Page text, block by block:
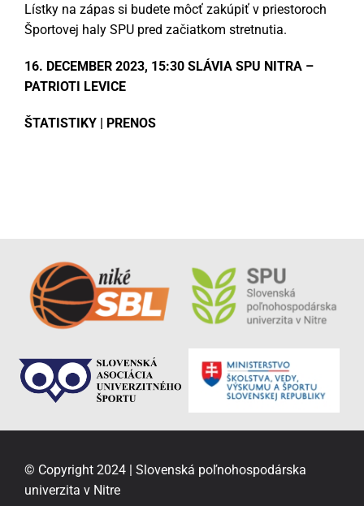
Lístky na zápas si budete môcť zakúpiť v priestoroch
Športovej haly SPU pred začiatkom stretnutia.
16. DECEMBER 2023, 15:30 SLÁVIA SPU NITRA –
PATRIOTI LEVICE
ŠTATISTIKY| PRENOS
© Copyright 2024 | Slovenská poľnohospodárska
univerzita v Nitre